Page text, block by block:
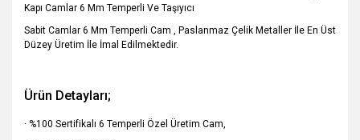
Kapı Camlar 6 Mm Temperli Ve Taşıyıcı
Sabit Camlar 6 Mm Temperli Cam , Paslanmaz Çelik Metaller İle En Üst
Düzey Üretim İle İmal Edilmektedir.
Ürün Detayları;
· %100 Sertifikalı 6 Temperli Özel Üretim Cam,